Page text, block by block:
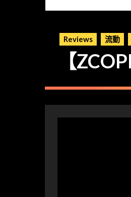
Reviews 流動
【